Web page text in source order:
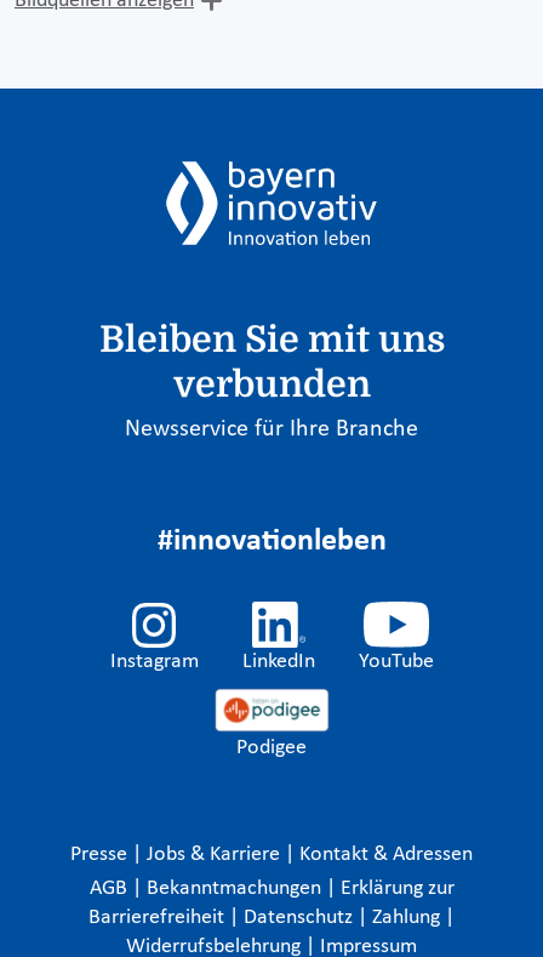
Bleiben Sie mit uns
verbunden
Newsservice für Ihre Branche
#innovationleben
Instagram LinkedIn YouTube
Podigee
Presse Jobs & Karriere
Kontakt & Adressen
AGB
Bekanntmachungen
Erklärung zur
Barrierefreiheit
Datenschutz Zahlung
Widerrufsbelehrung
Impressum